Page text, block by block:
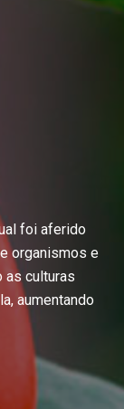
foi aferido
organismos e
as culturas
aumentando